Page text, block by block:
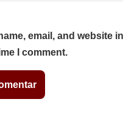
email, and website
I comment.